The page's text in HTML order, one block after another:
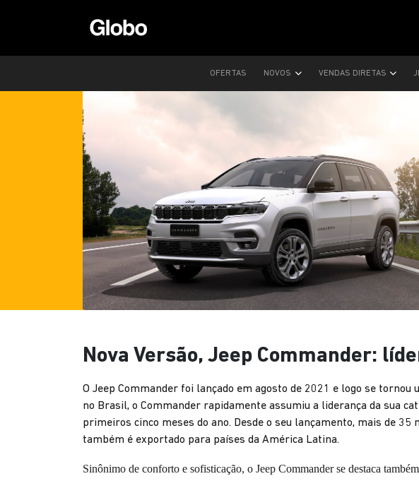
OFERTAS NOVOS VENDAS DIRETAS
Nova Versão, Jeep Commander:
O Jeep Commander foi lançado em agosto de 2021 e logo se
no Brasil, o Commander rapidamente assumiu a liderança da sua
primeiros cinco meses do ano. Desde o seu lançamento, mais de
também é exportado para países da América Latina.
Sinônimo de conforto e sofisticação, o Jeep Commander se destaca